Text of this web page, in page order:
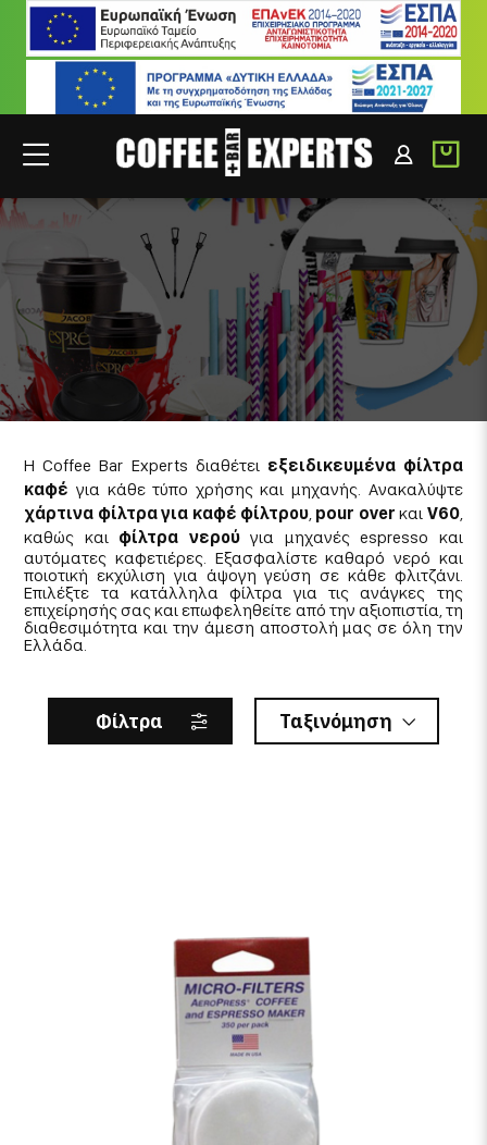
ΣΥΝΕΡΓΑΤΕΣ ΣΥΝΔΕΣΗ B2B
ΦΙΛΤΡΑ
Η Coffee Bar Experts διαθέτει εξειδικευμένα φίλτρα
καφέ για κάθε τύπο χρήσης και μηχανής. Ανακαλύψτε
χάρτινα φίλτρα για καφέ φίλτρου, pour over και V60,
καθώς και φίλτρα νερούγια μηχανές espresso και
αυτόματες καφετιέρες. Εξασφαλίστε καθαρό νερό και
ποιοτική εκχύλιση για άψογη γεύση σε κάθε φλιτζάνι.
Επιλέξτε τα κατάλληλα φίλτρα για τις ανάγκες της
επιχείρησής σας και επωφεληθείτε από την αξιοπιστία, τη
διαθεσιμότητα και την άμεση αποστολή μας σε όλη την
Ελλάδα.
Φίλτρα Ταξινόμηση